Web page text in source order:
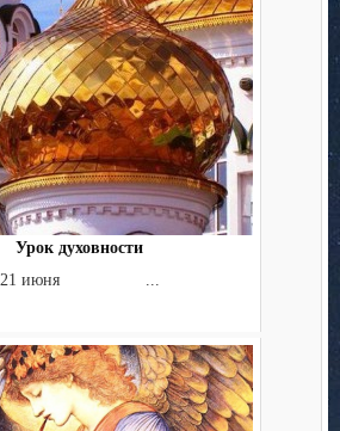
Урок духовности
21 июня ...